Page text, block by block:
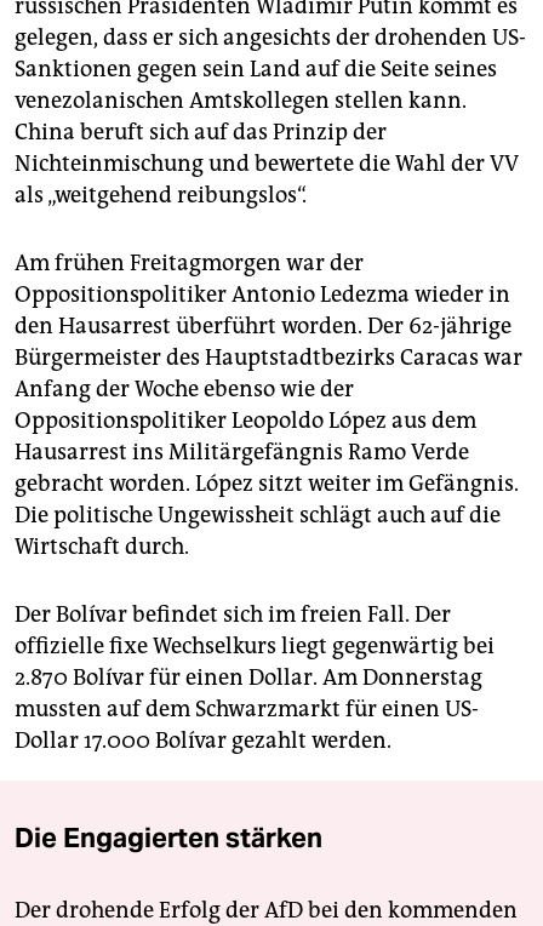
russischen Präsidenten Wladimir Putin kommt es
gelegen, dass er sich angesichts der drohenden US-
Sanktionen gegen sein Land auf die Seite seines
venezolanischen Amtskollegen stellen kann.
China beruft sich auf das Prinzip der
Nichteinmischung und bewertete die Wahl der VV
als „weitgehend reibungslos“.
Am frühen Freitagmorgen war der
Oppositionspolitiker Antonio Ledezma wieder in
den Hausarrest überführt worden. Der 62-jährige
Bürgermeister des Hauptstadtbezirks Caracas war
Anfang der Woche ebenso wie der
Oppositionspolitiker Leo­poldo López aus dem
Hausarrest ins Militärgefängnis Ramo Verde
gebracht worden. López sitzt weiter im Gefängnis.
Die politische Ungewissheit schlägt auch auf die
Wirtschaft durch.
Der Bolívar befindet sich im freien Fall. Der
offizielle fixe Wechselkurs liegt gegenwärtig bei
2.870 Bolívar für einen Dollar. Am Donnerstag
mussten auf dem Schwarzmarkt für einen US-
Dollar 17.000 Bolívar gezahlt werden.
Die Engagierten stärken
Der drohende Erfolg der AfD bei den kommenden